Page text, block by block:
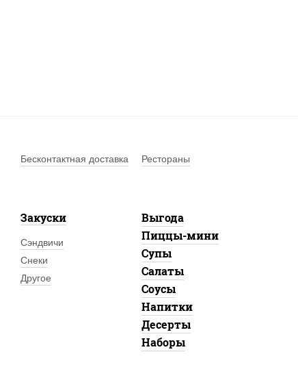
Бесконтактная доставка
Рестораны
Закуски
Сэндвичи
Снеки
Другое
Выгода
Пиццы-мини
Супы
Салаты
Соусы
Напитки
Десерты
Наборы